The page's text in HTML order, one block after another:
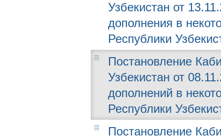
Узбекистан от
дополнения в
Республики
Постановление
Узбекистан от
дополнений в
Республики
Постановление